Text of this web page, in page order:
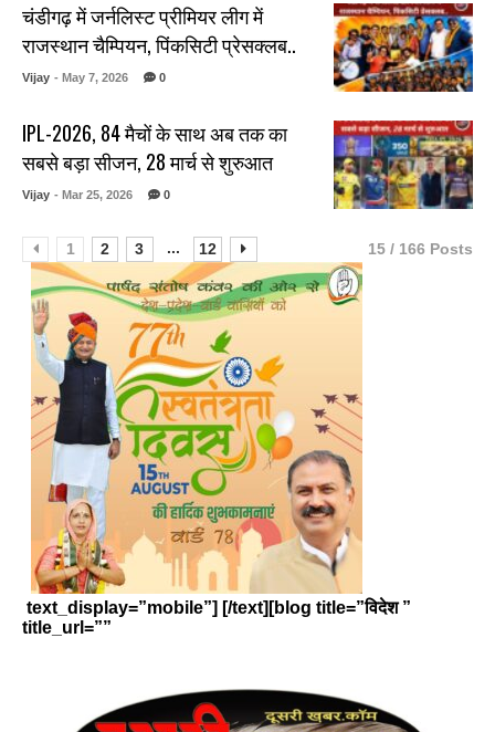
चंडीगढ़ में जर्नलिस्ट प्रीमियर लीग में
राजस्थान चैम्पियन, पिंकसिटी प्रेसक्लब..
Vijay - May 7, 2026 0
IPL-2026, 84 मैचों के साथ अब तक का
सबसे बड़ा सीजन, 28 मार्च से शुरुआत
Vijay - Mar 25, 2026 0
1 2 3 ... 12 15 / 166 Posts
text_display=”mobile”] [/text][blog title=”विदेश ”
title_url=””